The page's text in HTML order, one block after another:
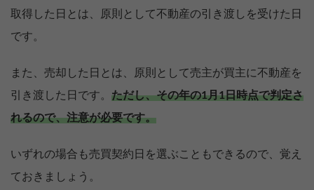
取得した日とは、原則として不動産の引き渡しを受けた日
です。
また、売却した日とは、原則として売主が買主に不動産を
引き渡した日です。 ただし、その年の1月1日時点で判定さ
れるので、注意が必要です。
いずれの場合も売買契約日を選ぶこともできるので、覚え
ておきましょう。